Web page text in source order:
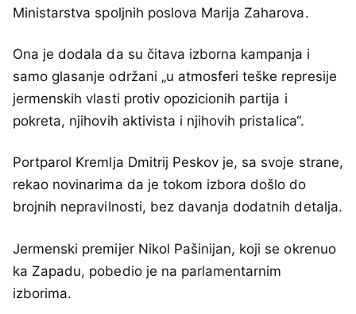
Ministarstva spoljnih poslova Marija Zaharova.
Ona je dodala da su čitava izborna kampanja i
samo glasanje održani „u atmosferi teške represije
jermenskih vlasti protiv opozicionih partija i
pokreta, njihovih aktivista i njihovih pristalica“.
Portparol Kremlja Dmitrij Peskov je, sa svoje strane,
rekao novinarima da je tokom izbora došlo do
brojnih nepravilnosti, bez davanja dodatnih detalja.
Jermenski premijer Nikol Pašinijan, koji se okrenuo
ka Zapadu, pobedio je na parlamentarnim
izborima.